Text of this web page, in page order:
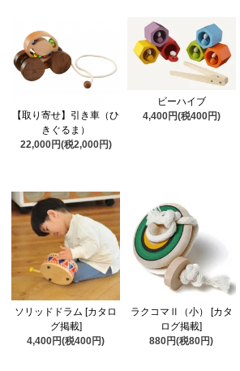
【取り寄せ】引き車（ひ
きぐるま）
22,000円(税2,000円)
ビーハイブ
4,400円(税400円)
ソリッドドラム [カタロ
グ掲載]
4,400円(税400円)
ラクコマⅡ（小） [カタ
ログ掲載]
880円(税80円)